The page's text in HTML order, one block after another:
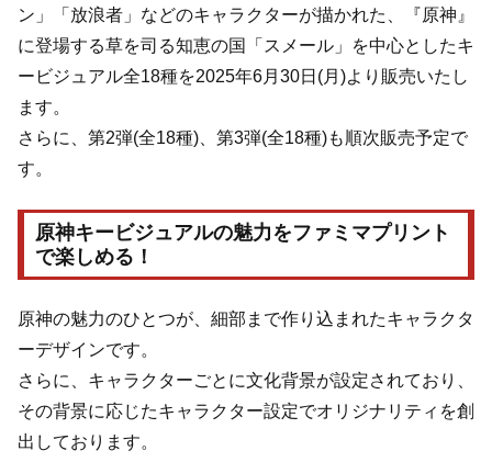
ン」「放浪者」などのキャラクターが描かれた、『原神』
に登場する草を司る知恵の国「スメール」を中心としたキ
ービジュアル全18種を2025年6月30日(月)より販売いたし
ます。
さらに、第2弾(全18種)、第3弾(全18種)も順次販売予定で
す。
原神キービジュアルの魅力をファミマプリント
で楽しめる！
原神の魅力のひとつが、細部まで作り込まれたキャラクタ
ーデザインです。
さらに、キャラクターごとに文化背景が設定されており、
その背景に応じたキャラクター設定でオリジナリティを創
出しております。